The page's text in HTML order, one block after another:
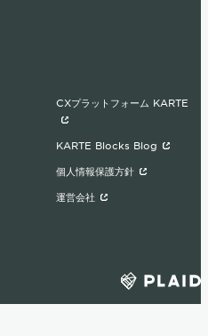
CXプラットフォーム KARTE
KARTE Blocks Blog
個人情報保護方針
運営会社